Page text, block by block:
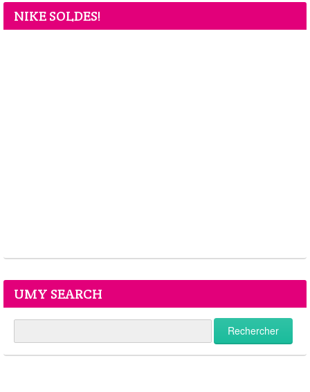
NIKE SOLDES!
UMY SEARCH